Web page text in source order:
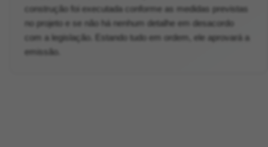
construção foi executada conforme as medidas previstas
no projeto e se não há nenhum detalhe em desacordo
com a legislação. Estando tudo em ordem, ele aprovará a
emissão.